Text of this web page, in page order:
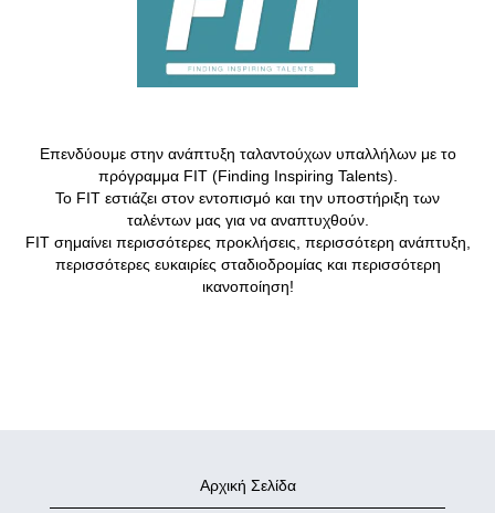
Επενδύουμε στην ανάπτυξη ταλαντούχων υπαλλήλων με το
πρόγραμμα FIT (Finding Inspiring Talents).
Το FIT εστιάζει στον εντοπισμό και την υποστήριξη των
ταλέντων μας για να αναπτυχθούν.
FIT σημαίνει περισσότερες προκλήσεις, περισσότερη ανάπτυξη,
περισσότερες ευκαιρίες σταδιοδρομίας και περισσότερη
ικανοποίηση!
Αρχική Σελίδα